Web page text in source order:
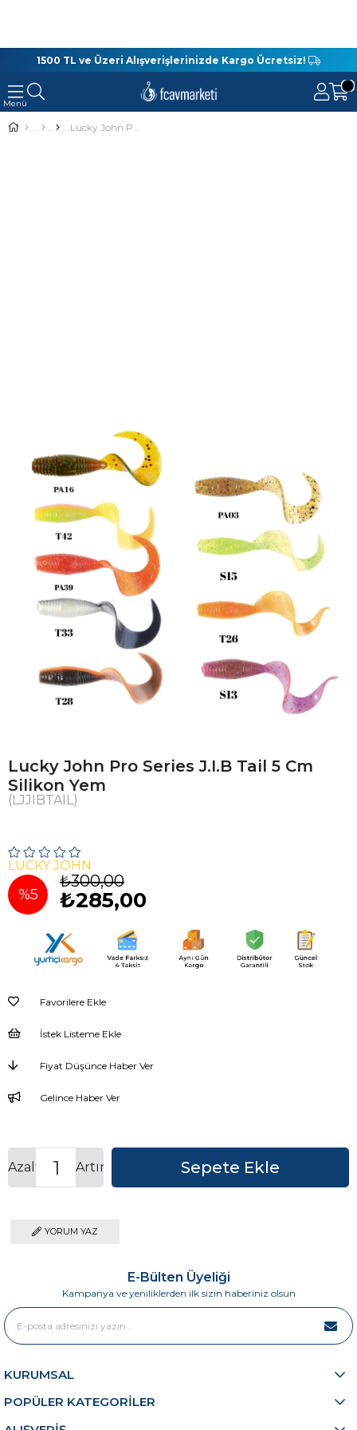
1500 TL ve Üzeri Alışverişlerinizde Kargo Ücretsiz!
Lucky John Pro Series J.I.B Tail 5 Cm Silikon Yem
Lucky John Pro Series J.I.B Tail 5 Cm
Silikon Yem
(LJJIBTAIL)
LUCKY JOHN
%5
İndirim
₺300,00
₺285,00
Favorilere Ekle
İstek Listeme Ekle
Fiyat Düşünce Haber Ver
Gelince Haber Ver
Artır
Azalt
YORUM YAZ
E-Bülten Üyeliği
Kampanya ve yeniliklerden ilk sizin haberiniz olsun
KURUMSAL
POPÜLER KATEGORİLER